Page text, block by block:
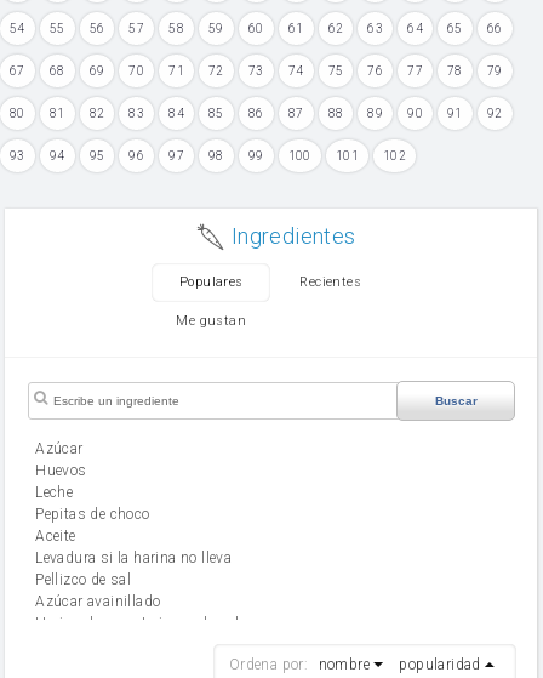
54 55 56 57 58 59 60 61 62 63 64 65 66
67 68 69 70 71 72 73 74 75 76 77 78 79
80 81 82 83 84 85 86 87 88 89 90 91 92
93 94 95 96 97 98 99 100 101 102
Ingredientes
Populares Recientes
Me gustan
Buscar
Azúcar
huevos
leche
Pepitas de choco
aceite
Levadura si la harina no lleva
Pellizco de sal
Azúcar avainillado
Harina de reposteria con levadura
Ordena por: nombre popularidad